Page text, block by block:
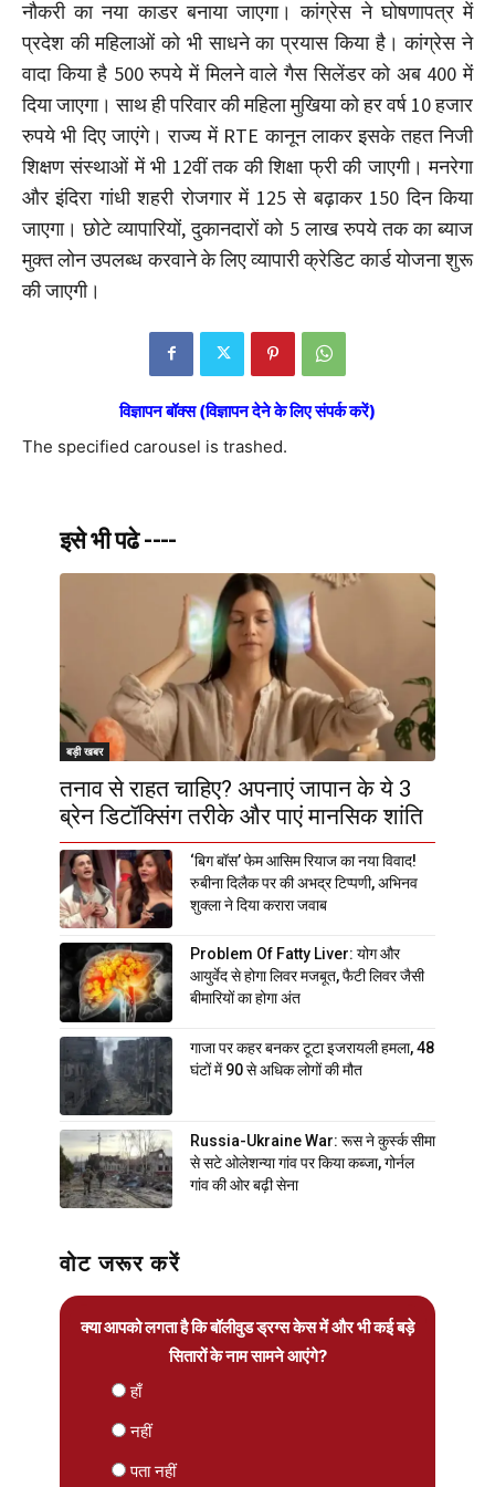
नौकरी का नया काडर बनाया जाएगा। कांग्रेस ने घोषणापत्र में
प्रदेश की महिलाओं को भी साधने का प्रयास किया है। कांग्रेस ने
वादा किया है 500 रुपये में मिलने वाले गैस सिलेंडर को अब 400 में
दिया जाएगा। साथ ही परिवार की महिला मुखिया को हर वर्ष 10 हजार
रुपये भी दिए जाएंगे। राज्य में RTE कानून लाकर इसके तहत निजी
शिक्षण संस्थाओं में भी 12वीं तक की शिक्षा फ्री की जाएगी। मनरेगा
और इंदिरा गांधी शहरी रोजगार में 125 से बढ़ाकर 150 दिन किया
जाएगा। छोटे व्यापारियों, दुकानदारों को 5 लाख रुपये तक का ब्याज
मुक्त लोन उपलब्ध करवाने के लिए व्यापारी क्रेडिट कार्ड योजना शुरू
की जाएगी।
विज्ञापन बॉक्स (विज्ञापन देने के लिए संपर्क करें)
The specified carousel is trashed.
इसे भी पढे ----
बड़ी खबर
तनाव से राहत चाहिए? अपनाएं जापान के ये 3
ब्रेन डिटॉक्सिंग तरीके और पाएं मानसिक शांति
‘बिग बॉस’ फेम आसिम रियाज का नया विवाद!
रुबीना दिलैक पर की अभद्र टिप्पणी, अभिनव
शुक्ला ने दिया करारा जवाब
Problem Of Fatty Liver: योग और
आयुर्वेद से होगा लिवर मजबूत, फैटी लिवर जैसी
बीमारियों का होगा अंत
गाजा पर कहर बनकर टूटा इजरायली हमला, 48
घंटों में 90 से अधिक लोगों की मौत
Russia-Ukraine War: रूस ने कुर्स्क सीमा
से सटे ओलेशन्या गांव पर किया कब्जा, गोर्नल
गांव की ओर बढ़ी सेना
वोट जरूर करें
क्या आपको लगता है कि बॉलीवुड ड्रग्स केस में और भी कई बड़े
सितारों के नाम सामने आएंगे?
हाँ
नहीं
पता नहीं